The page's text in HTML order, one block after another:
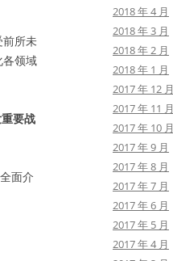
前所未
各领域
要战
面介
2018 年 4 月
2018 年 3 月
2018 年 2 月
2018 年 1 月
2017 年 12 月
2017 年 11 月
2017 年 10 月
2017 年 9 月
2017 年 8 月
2017 年 7 月
2017 年 6 月
2017 年 5 月
2017 年 4 月